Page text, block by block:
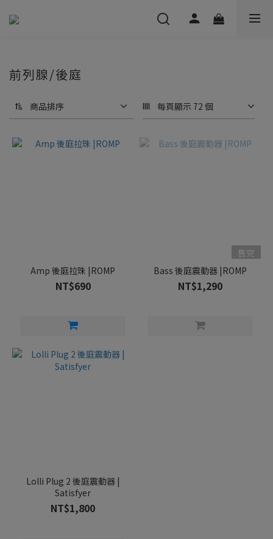
前列腺/後庭
商品排序 每頁顯示 72 個
Amp 後庭拉珠 |ROMP
NT$690
售完
Bass 後庭震動器 |ROMP
NT$1,290
Lolli Plug 2 後庭震動器 |
Satisfyer
NT$1,800